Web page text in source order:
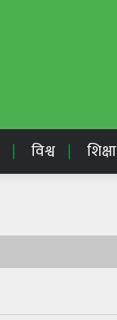
विश्व शिक्षा